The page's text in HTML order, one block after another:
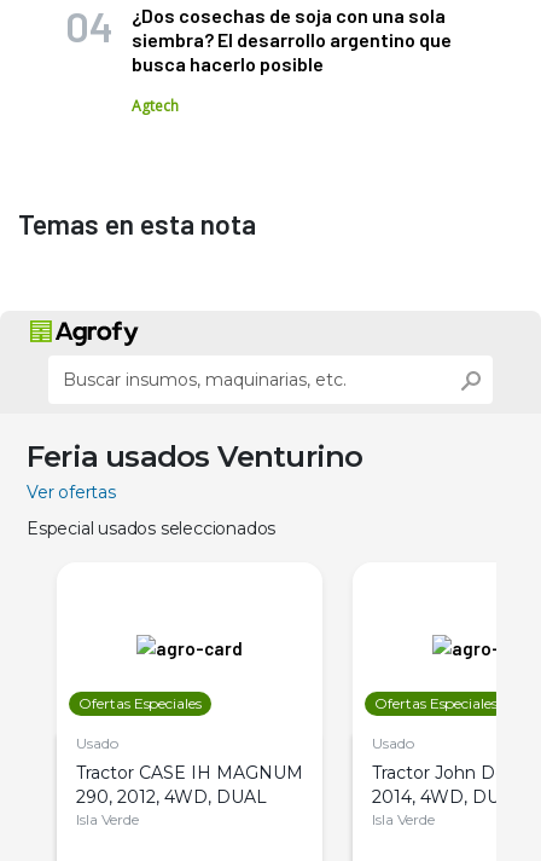
¿Dos cosechas de soja con una sola
siembra? El desarrollo argentino que
busca hacerlo posible
Agtech
Temas en esta nota
Feria usados Venturino
Ver ofertas
Especial usados seleccionados
Ofertas Especiales
Usado
Tractor CASE IH MAGNUM
290, 2012, 4WD, DUAL
Isla Verde
Ofertas Especiales
Usado
Tractor John Deere
2014, 4WD, DUAL
Isla Verde